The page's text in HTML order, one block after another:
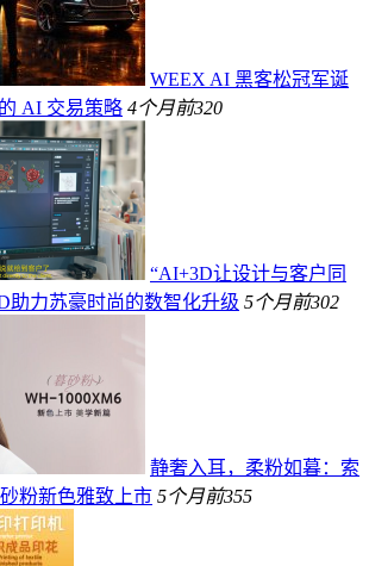
WEEX AI 黑客松冠军诞
AI 交易策略 4个月前320
“AI+3D让设计与客户同
力苏豪时尚的数智化升级 5个月前302
静奢入耳，柔粉如暮：索
粉新色雅致上市 5个月前355